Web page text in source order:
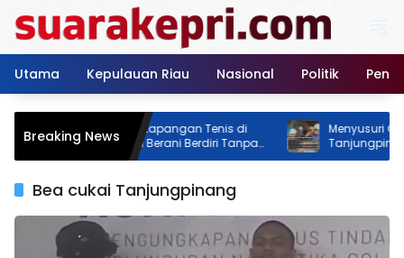
konten
Utama
Kepulauan Riau Nasional Politik
Breaking News
Feodal! Proyek Lapangan Tenis di
Rimba Jaya Berani Berdiri Tanpa
Malah Pamer Progres 70
Menyusuri Gudang
Tanjungpinang: Ria
Memastikan Stok Beras
Bea cukai Tanjungpinang